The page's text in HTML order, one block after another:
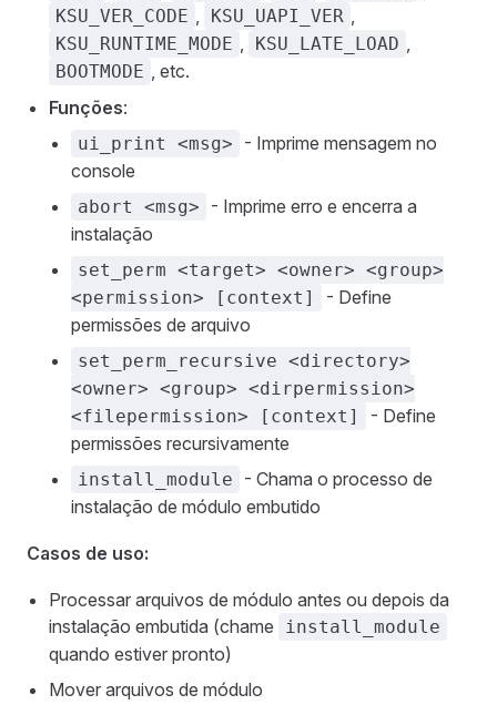
KSU_VER_CODE , KSU_UAPI_VER ,
KSU_RUNTIME_MODE , KSU_LATE_LOAD ,
BOOTMODE , etc.
Funções:
ui_print <msg>
- Imprime mensagem no
console
abort <msg>
- Imprime erro e encerra a
instalação
set_perm <target> <owner> <group>
<permission> [context]
- Define
permissões de arquivo
set_perm_recursive <directory>
<owner> <group> <dirpermission>
<filepermission> [context]
- Define
permissões recursivamente
install_module
- Chama o processo de
instalação de módulo embutido
Casos de uso:
Processar arquivos de módulo antes ou depois da
instalação embutida (chame
install_module
quando estiver pronto)
Mover arquivos de módulo